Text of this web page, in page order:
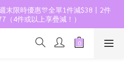
末限時優惠🎊全單1件減$38丨2件
（4件或以上享疊減！）